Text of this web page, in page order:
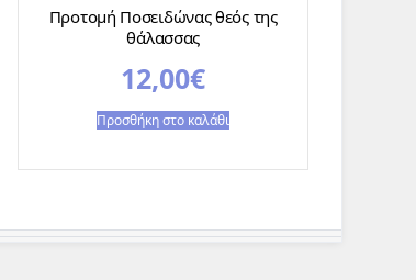
Προτομή Ποσειδώνας θεός της
θάλασσας
12,00€
Προσθήκη στο καλάθι